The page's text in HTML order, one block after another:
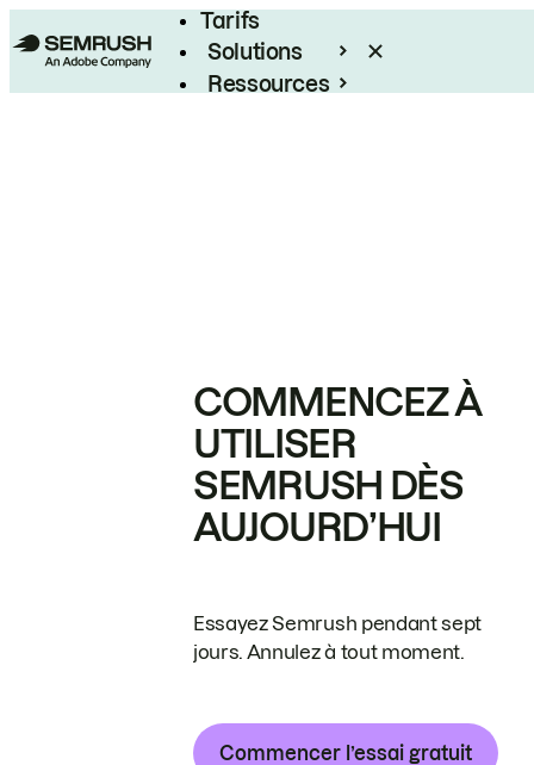
Tarifs
Solutions
Ressources
COMMENCEZ À
UTILISER
SEMRUSH DÈS
AUJOURD’HUI
Essayez Semrush pendant sept
jours. Annulez à tout moment.
Commencer l’essai gratuit